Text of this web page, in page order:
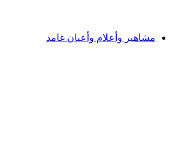
مشاهير وأعلام وأعيان غامد